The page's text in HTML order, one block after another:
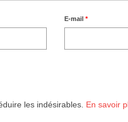
E-mail*
les indésirables. En savoir